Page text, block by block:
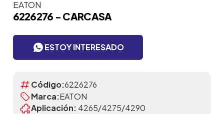
Itens da Galeria
EATON
6226276 - CARCASA
ESTOY INTERESADO
Código:6226276
Marca:EATON
Aplicación: 4265/4275/4290